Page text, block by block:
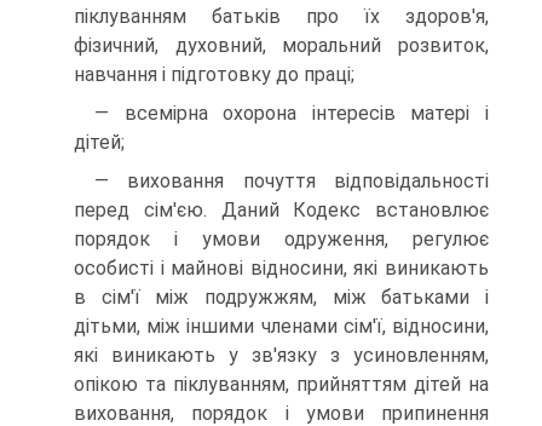
піклуванням батьків про їх здоров'я,
фізичний, духовний, моральний розвиток,
навчання і підготовку до праці;
— всемірна охорона інтересів матері і
дітей;
— виховання почуття відповідальності
перед сім'єю. Даний Кодекс встановлює
порядок і умови одруження, регулює
особисті і майнові відносини, які виникають
в сім'ї між подружжям, між батьками і
дітьми, між іншими членами сім'ї, відносини,
які виникають у зв'язку з усиновленням,
опікою та піклуванням, прийняттям дітей на
виховання, порядок і умови припинення